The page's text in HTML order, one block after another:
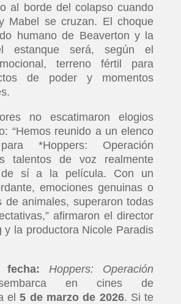
al borde del colapso cuando
Mabel se cruzan. El choque
humano de Beaverton y la
estanque será, según el
terreno fértil para
de poder y momentos
no escatimaron elogios
“Hemos reunido a un elenco
*Hoppers: Operación
talentos de voz realmente
sí a la película. Con un
emociones genuinas o
de animales, superaron todas
afirmaron el director
y la productora Nicole Paradis
fecha: Hoppers: Operación
en cines de
el5 de marzo de 2026. Si te